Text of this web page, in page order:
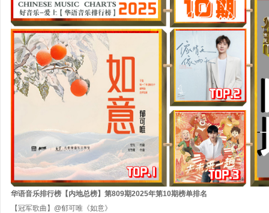
华语音乐排行榜【内地总榜】第809期2025年第10期榜单排名
【冠军歌曲】 @郁可唯《如意》